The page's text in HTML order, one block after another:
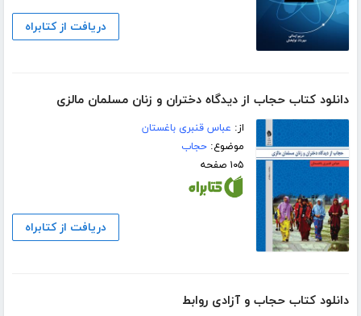
دریافت از کتابراه
دانلود کتاب حجاب از دیدگاه دختران و زنان مسلمان مالزی
از: عباس قنبری باغستان
موضوع:حجاب
۱۰۵ صفحه
دریافت از کتابراه
دانلود کتاب حجاب و آزادی روابط